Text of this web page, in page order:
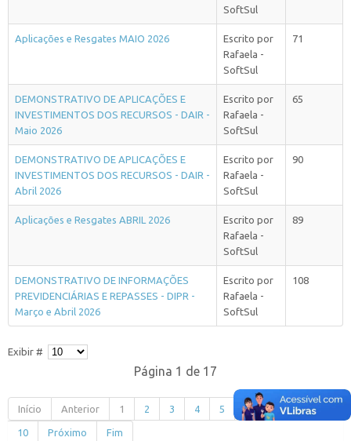
SoftSul
Aplicações e Resgates MAIO 2026
Escrito por
Rafaela -
SoftSul
71
DEMONSTRATIVO DE APLICAÇÕES E
INVESTIMENTOS DOS RECURSOS - DAIR -
Maio 2026
Escrito por
Rafaela -
SoftSul
65
DEMONSTRATIVO DE APLICAÇÕES E
INVESTIMENTOS DOS RECURSOS - DAIR -
Abril 2026
Escrito por
Rafaela -
SoftSul
90
Aplicações e Resgates ABRIL 2026
Escrito por
Rafaela -
SoftSul
89
DEMONSTRATIVO DE INFORMAÇÕES
PREVIDENCIÁRIAS E REPASSES - DIPR -
Março e Abril 2026
Escrito por
Rafaela -
SoftSul
108
Exibir #
Página 1 de 17
Início Anterior 1 2 3 4 5 6 7 8
10 Próximo Fim